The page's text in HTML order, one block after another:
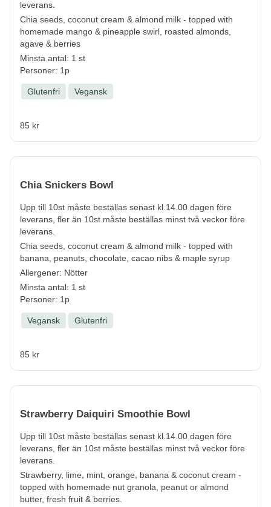
leverans.
Chia seeds, coconut cream & almond milk - topped with
homemade mango & pineapple swirl, roasted almonds,
agave & berries
Minsta antal: 1 st
Personer: 1p
Glutenfri Vegansk
85 kr
Chia Snickers Bowl
Upp till 10st måste beställas senast kl.14.00 dagen före
leverans, fler än 10st måste beställas minst två veckor före
leverans.
Chia seeds, coconut cream & almond milk - topped with
banana, peanuts, chocolate, cacao nibs & maple syrup
Allergener: Nötter
Minsta antal: 1 st
Personer: 1p
Vegansk Glutenfri
85 kr
Strawberry Daiquiri Smoothie Bowl
Upp till 10st måste beställas senast kl.14.00 dagen före
leverans, fler än 10st måste beställas minst två veckor före
leverans.
Strawberry, lime, mint, orange, banana & coconut cream -
topped with homemade nut granola, peanut or almond
butter, fresh fruit & berries.